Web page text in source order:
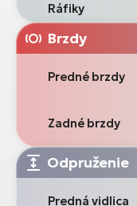
Ráfiky
Brzdy
Predné brzdy
Zadné brzdy
Odpruženie
Predná vidlica